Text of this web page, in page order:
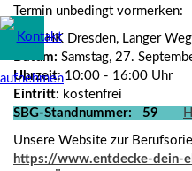
Termin unbedingt vormerken:
Ort:IHK Dresden, Langer
Datum: Samstag, 27.
Uhrzeit: 10:00 - 16:00 Uhr
Eintritt: kostenfrei
SBG-Standnummer:
59
Unsere Website zur
https://www.entdecke-dein-